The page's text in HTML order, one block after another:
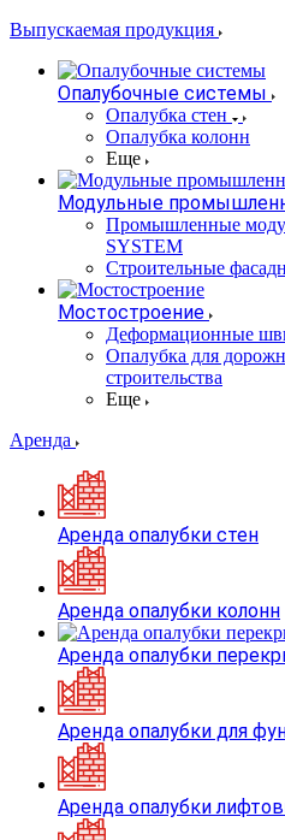
Выпускаемая продукция
Опалубочные системы
Опалубка стен
Опалубка колонн
Еще
Модульные
Промышленные
SYSTEM
Строительные
Мостостроение
Деформационные
Опалубка для
строительства
Еще
Аренда
Аренда опалубки стен
Аренда опалубки колонн
Аренда опалубки
Аренда опалубки для
Аренда опалубки